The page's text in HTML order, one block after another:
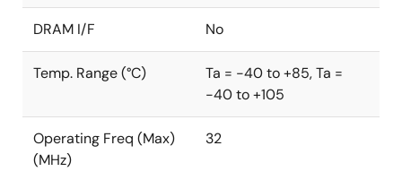
DRAM I/F No
Temp. Range (°C)
Ta = -40 to +85, Ta =
-40 to +105
Operating Freq (Max)
(MHz)
32